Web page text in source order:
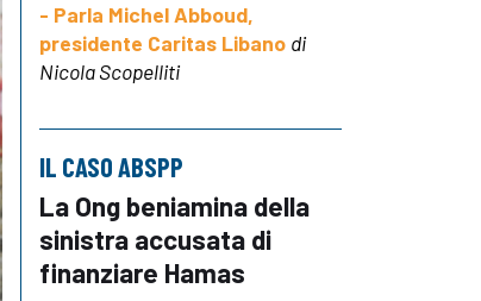
- Parla Michel Abboud,
presidente Caritas Libano di
Nicola Scopelliti
IL CASO ABSPP
La Ong beniamina della
sinistra accusata di
finanziare Hamas